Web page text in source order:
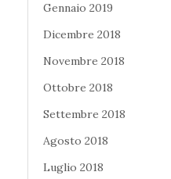
Gennaio 2019
Dicembre 2018
Novembre 2018
Ottobre 2018
Settembre 2018
Agosto 2018
Luglio 2018